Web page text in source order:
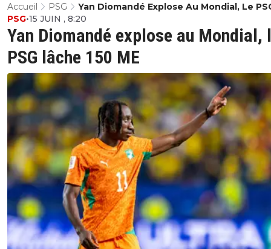
Accueil PSG
Yan Diomandé Explose Au Mondial, Le
Lâche 150 ME
Yan Diomandé explose au Mondial,
PSG lâche 150 ME
PSG•15 JUIN , 8:20